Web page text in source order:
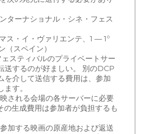
ターナショナル・シネ・フェス
ス・イ・ヴァリエンテ、1 — 1°
（スペイン）
スティバルのプライベートサー
送するのが好ましい。 別のDCP
を介して送信する費用は、参加
す。
される会場の各サーバーに必要
の生成費用は参加者が負担するも
加する映画の原産地および返送